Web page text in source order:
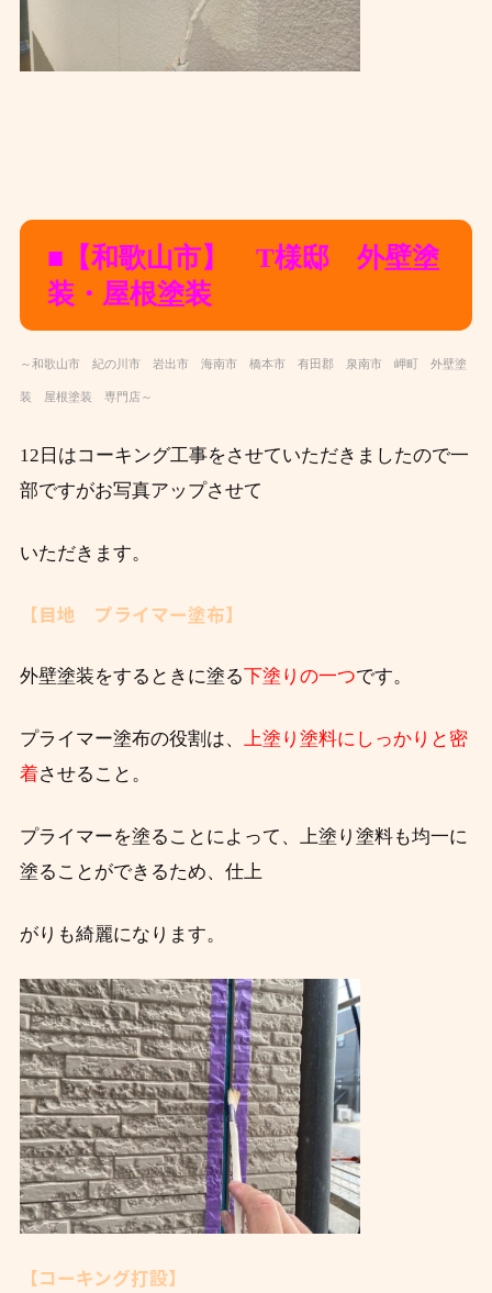
■【和歌山市】 T様邸 外壁塗
装・屋根塗装
～和歌山市 紀の川市 岩出市 海南市 橋本市 有田郡 泉南市 岬町 外壁塗
装 屋根塗装 専門店～
12日はコーキング工事をさせていただきましたので一
部ですがお写真アップさせて
いただきます。
【目地 プライマー塗布】
外壁塗装をするときに塗る下塗りの一つです。
プライマー塗布の役割は、
上塗り塗料にしっかりと密
着させること。
プライマーを塗ることによって、上塗り塗料も均一に
塗ることができるため、仕上
がりも綺麗になります。
【コーキング打設】